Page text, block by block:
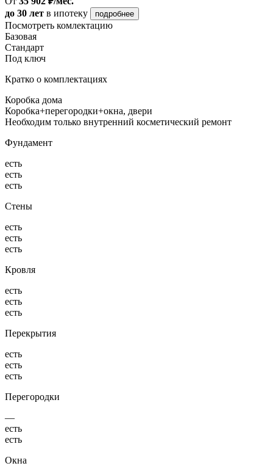
до 30 лет в ипотеку подробнее
Посмотреть комлектацию
Базовая
Стандарт
Под ключ
Кратко о комплектациях
Коробка дома
Коробка+перегородки+окна, двери
Необходим только внутренний косметический ремонт
Фундамент
есть
есть
есть
Стены
есть
есть
есть
Кровля
есть
есть
есть
Перекрытия
есть
есть
есть
Перегородки
—
есть
есть
Окна